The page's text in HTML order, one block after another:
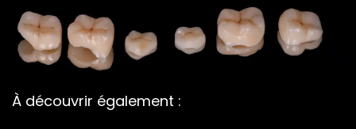
À découvrir également :